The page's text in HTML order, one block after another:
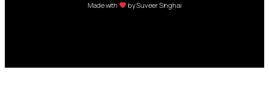
Made with by Suveer Singhai